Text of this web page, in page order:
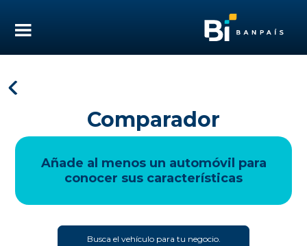
Comparador
Añade al menos un automóvil para
conocer sus características
Busca el vehículo para tu negocio.